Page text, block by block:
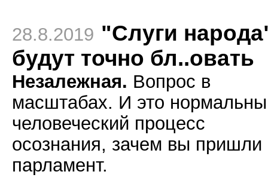
28.8.2019 "Слуги
будут точно бл..овать
Незалежная. Вопрос в
масштабах. И это
человеческий процесс
осознания, зачем вы пришли
парламент.